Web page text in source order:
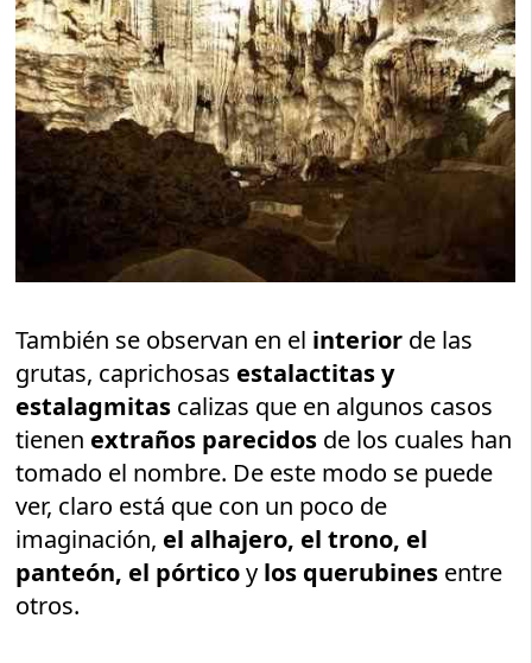
También se observan en el interior de las
grutas, caprichosas estalactitas y
estalagmitas calizas que en algunos casos
tienen extraños parecidos de los cuales han
tomado el nombre. De este modo se puede
ver, claro está que con un poco de
imaginación, el alhajero, el trono, el
panteón, el pórticoy los querubines entre
otros.